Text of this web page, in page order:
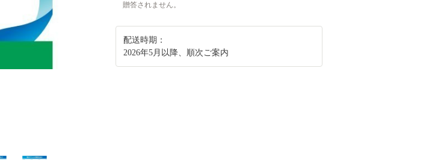
贈答されません。
配送時期：
2026年5月以降、順次ご案内